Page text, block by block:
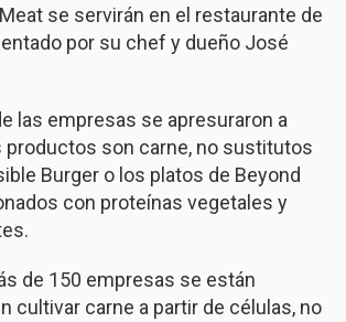
se servirán en el restaurante de
por su chef y dueño José
las empresas se apresuraron a
productos son carne, no sustitutos
Burger o los platos de Beyond
con proteínas vegetales y
de 150 empresas se están
cultivar carne a partir de células, no